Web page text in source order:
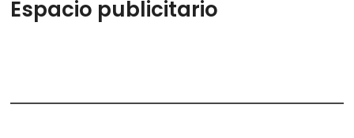
Espacio publicitario